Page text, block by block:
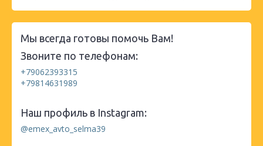
Мы всегда готовы помочь Вам!
Звоните по телефонам:
+79062393315
+79814631989
Наш профиль в Instagram:
@emex_avto_selma39